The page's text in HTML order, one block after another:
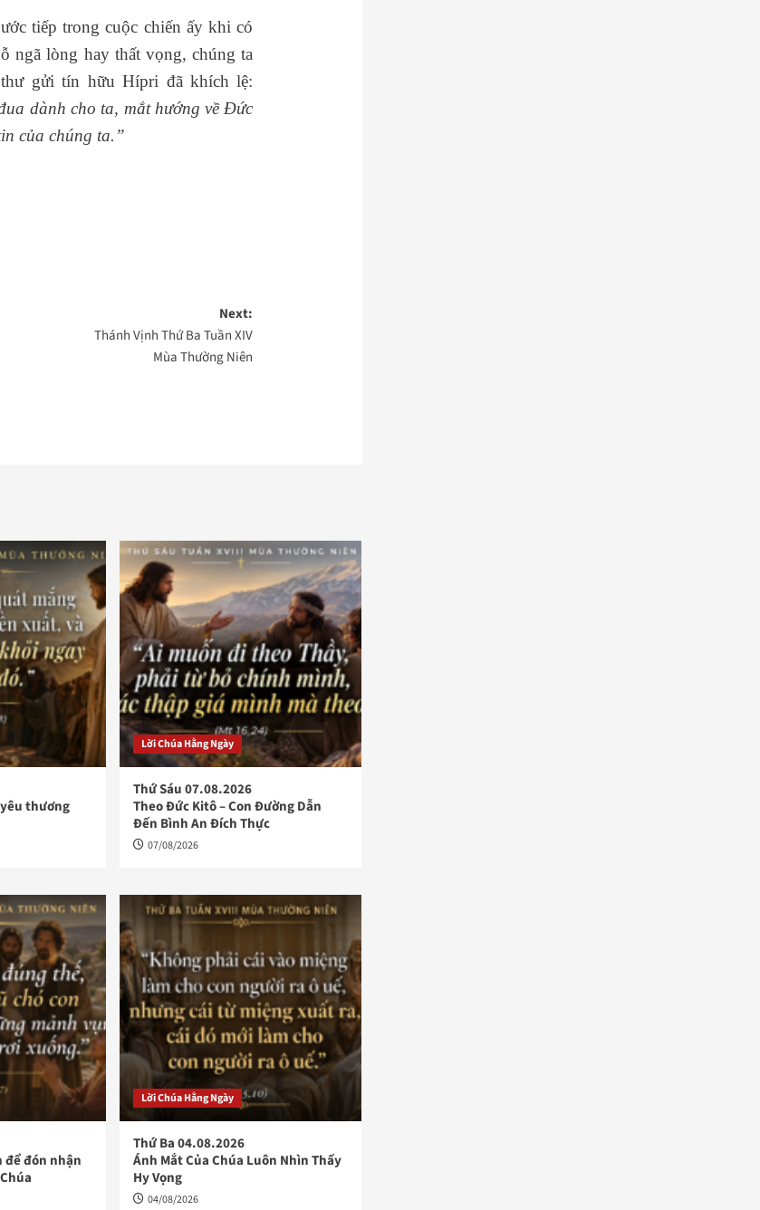
tiếp trong cuộc chiến ấy khi có
ngã lòng hay thất vọng, chúng ta
gửi tín hữu Hípri đã khích lệ:
dành cho ta, mắt hướng về Đức
của chúng ta.”
Next:
Thánh Vịnh Thứ Ba Tuần XIV
Mùa Thường Niên
thương
Lời Chúa Hằng Ngày
Thứ Sáu 07.08.2026
Theo Đức Kitô – Con Đường Dẫn
Đến Bình An Đích Thực
07/08/2026
đón nhận
Lời Chúa Hằng Ngày
Thứ Ba 04.08.2026
Ánh Mắt Của Chúa Luôn Nhìn Thấy
Hy Vọng
04/08/2026